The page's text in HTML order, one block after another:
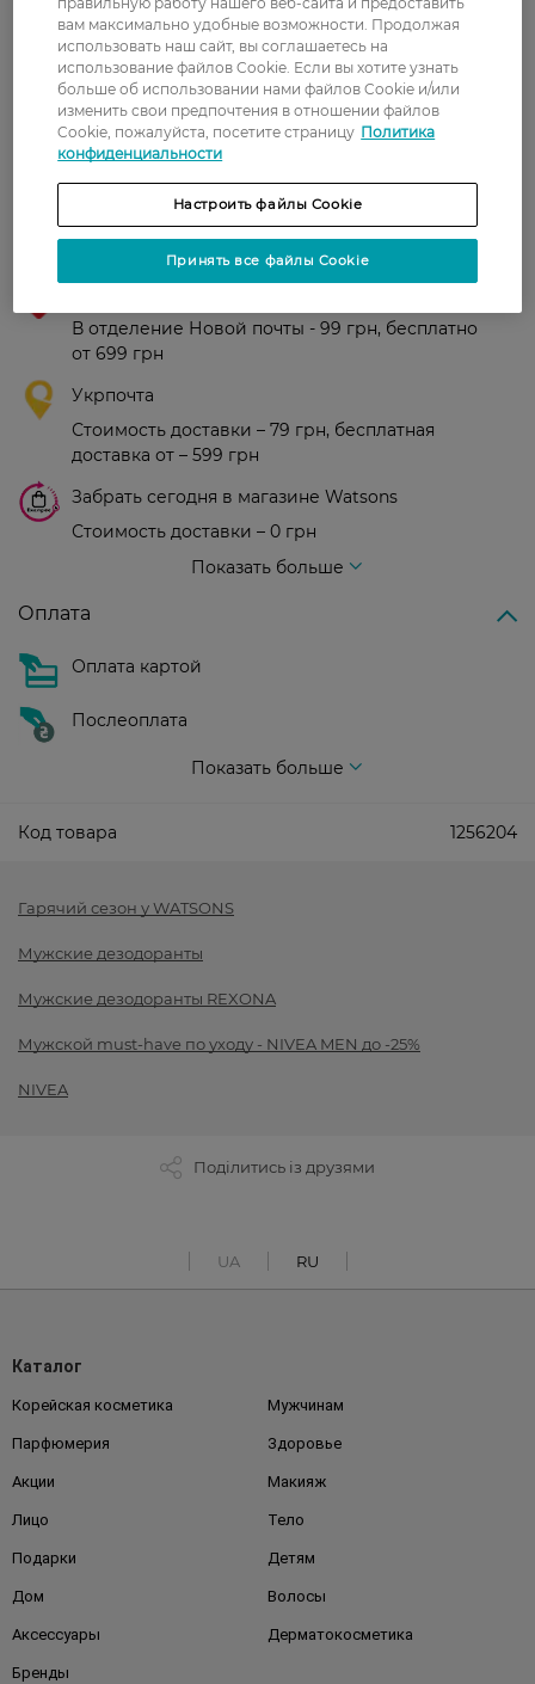
Лола
18 ноября, 2021
Супер дезодорант. Все как всегда
на отличном уровне. Защита от
пота 100%.
Показати ще
Доставка
В отделение Новой почты - 99 грн, бесплатно
от 699 грн
Укрпочта
Стоимость доставки – 79 грн, бесплатная
доставка от – 599 грн
Забрать сегодня в магазине Watsons
Стоимость доставки – 0 грн
Показать больше
Оплата
Оплата картой
Послеоплата
Показать больше
Код товара 1256204
Гарячий сезон у WATSONS
Мужские дезодоранты
Мужские дезодоранты REXONA
Мужской must-have по уходу - NIVEA MEN до -25%
NIVEA
Поділитись із друзями
UA RU
Каталог
Корейская косметика Мужчинам
Парфюмерия Здоровье
Акции Макияж
Лицо Тело
Подарки Детям
Дом Волосы
Аксессуары Дерматокосметика
Бренды
вам максимально удобные возможности. Продолжая
использовать наш сайт, вы соглашаетесь на
использование файлов Cookie. Если вы хотите узнать
больше об использовании нами файлов Cookie и/или
изменить свои предпочтения в отношении файлов
Cookie, пожалуйста, посетите страницу Политика
конфиденциальности
Настроить файлы Cookie
Принять все файлы Cookie